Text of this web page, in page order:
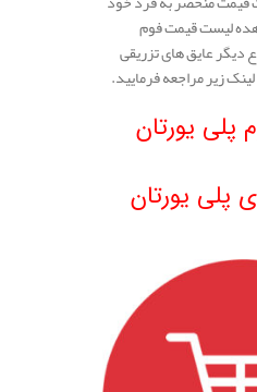
لیست قیمت فوم
دیگر عایق های تزریقی
زیر مراجعه فرمایید.
پلی یورتان
پلی یورتان